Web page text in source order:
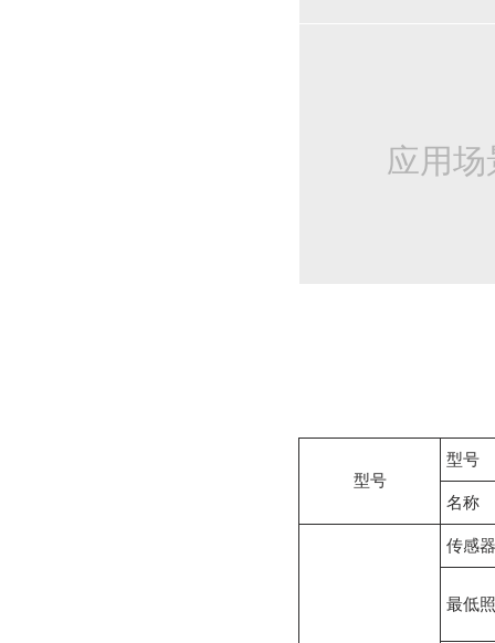
应用场
型号
型号
名称
传感
最低